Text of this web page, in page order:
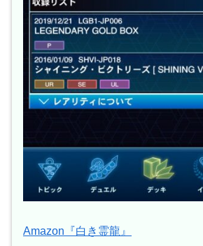
Amazon『白き霊龍』